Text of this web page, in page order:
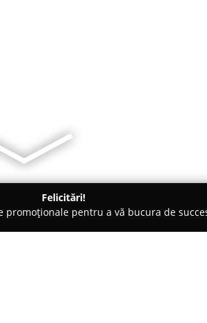
Felicitări!
pentru a vă bucura de